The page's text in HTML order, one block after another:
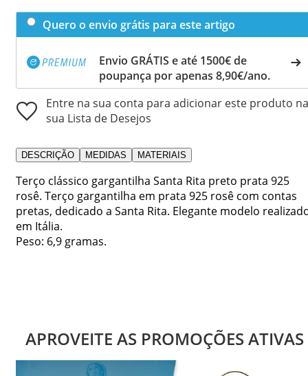
Quero o envio grátis para este artigo
Envio GRÁTIS e até 1500€ de
poupança por apenas 8,90€/ano.
Entre na sua conta para adicionar este produto na
sua Lista de Desejos
DESCRIÇÃO MEDIDAS MATERIAIS
Terço clássico gargantilha Santa Rita preto prata 925
rosê. Terço gargantilha em prata 925 rosê com contas
pretas, dedicado a Santa Rita. Elegante modelo
em Itália.
Peso: 6,9 gramas.
APROVEITE AS PROMOÇÕES ATIVAS